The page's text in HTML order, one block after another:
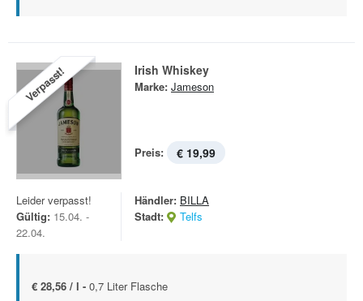
Verpasst! Irish Whiskey
Marke: Jameson
Preis: € 19,99
Leider verpasst!
Gültig: 15.04. -
22.04.
Händler: BILLA
Stadt:
Telfs
€ 28,56 / l - 0,7 Liter Flasche